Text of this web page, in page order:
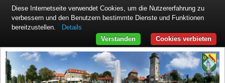
Diese Internetseite verwendet Cookies, um die Nutzererfahrung zu
verbessern und den Benutzern bestimmte Dienste und Funktionen
bereitzustellen.
Details
Cookies verbieten
Verstanden